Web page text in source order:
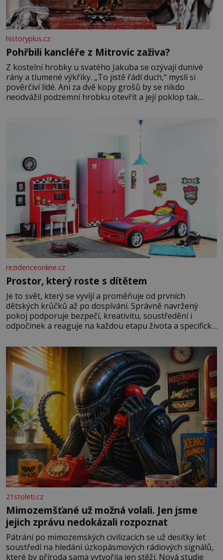
historyplus.cz
Pohřbili kancléře z Mitrovic zaživa?
Z kostelní hrobky u svatého Jakuba se ozývají dunivé
rány a tlumené výkřiky. „To jistě řádí duch,“ myslí si
pověrčiví lidé. Ani za dvě kopy grošů by se nikdo
neodvážil podzemní hrobku otevřít a její poklop tak
rezidenceonline.cz
Prostor, který roste s dítětem
Je to svět, který se vyvíjí a proměňuje od prvních
dětských krůčků až po dospívání. Správně navržený
pokoj podporuje bezpečí, kreativitu, soustředění i
odpočinek a reaguje na každou etapu života a specifické
měkkost a bezpečí, proto by pokoj miminka měl působit
především klidně a útulně. Předškolní věk je
21stoleti.cz
Mimozemšťané už možná volali. Jen jsme
jejich zprávu nedokázali rozpoznat
Pátrání po mimozemských civilizacích se už desítky let
soustředí na hledání úzkopásmových rádiových signálů,
které by příroda sama vytvořila jen stěží. Nová studie